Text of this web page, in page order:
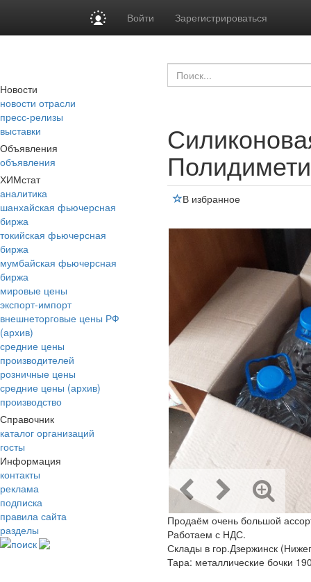
Войти Зарегистрироваться
Новости
новости отрасли
пресс-релизы
выставки
Объявления
объявления
ХИМстат
аналитика
шанхайская фьючерсная
биржа
токийская фьючерсная
биржа
мумбайская фьючерсная
биржа
мировые цены
экспорт-импорт
внешнеторговые цены РФ
(архив)
средние цены
производителей
розничные цены
средние цены (архив)
производство
Справочник
каталог организаций
госты
Информация
контакты
реклама
подписка
правила сайта
разделы
поиск
В избранное
Продаём очень большой
Работаем с НДС.
Склады в гор.Дзержинск
Тара: металлические бочки